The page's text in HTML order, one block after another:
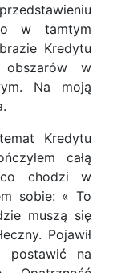
w tamtym
Kredytu
obszarów w
Na moją
Kredytu
całą
co chodzi w
sobie: « To
muszą się
Pojawił
postawić na